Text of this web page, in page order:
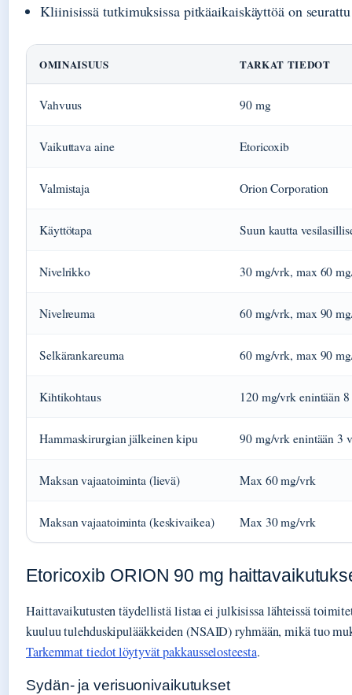
Kliinisissä tutkimuksissa pitkäaikaiskäyttöä on
OMINAISUUS TARKAT TIEDOT
Vahvuus 90 mg
Vaikuttava aine Etoricoxib
Valmistaja Orion Corporation
Käyttötapa Suun kautta
Nivelrikko 30 mg/vrk, max 60
Nivelreuma 60 mg/vrk, max 90
Selkärankareuma 60 mg/vrk, max 90
Kihtikohtaus 120 mg/vrk enintään
Hammaskirurgian jälkeinen kipu 90 mg/vrk enintään 3
Maksan vajaatoiminta (lievä) Max 60 mg/vrk
Maksan vajaatoiminta (keskivaikea) Max 30 mg/vrk
Etoricoxib ORION 90 mg
Haittavaikutusten täydellistä listaa ei julkisissa lähteissä
kuuluu tulehduskipulääkkeiden (NSAID) ryhmään, mikä tuo
Tarkemmat tiedot löytyvät pakkausselosteesta.
Sydän- ja verisuonivaikutukset